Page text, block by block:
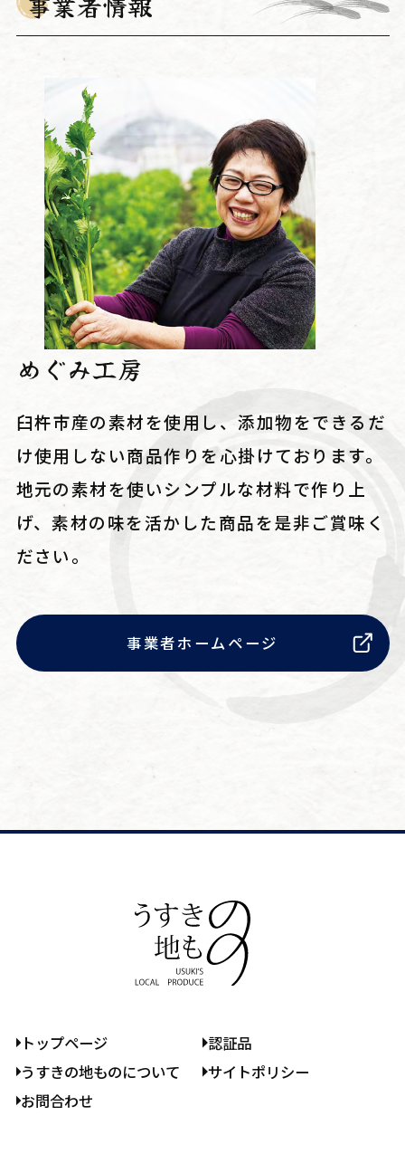
めぐみ工房
臼杵市産の素材を使用し、添加物をできるだ
け使用しない商品作りを心掛けております。
地元の素材を使いシンプルな材料で作り上
げ、素材の味を活かした商品を是非ご賞味く
ださい。
事業者ホームページ
トップページ
認証品
うすきの地ものについて
サイトポリシー
お問合わせ